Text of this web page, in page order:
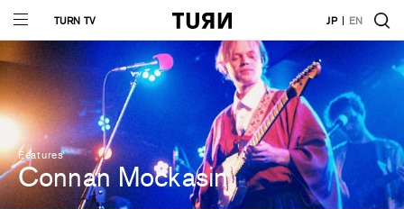
TURN TV JP EN
Features
Connan Mockasin